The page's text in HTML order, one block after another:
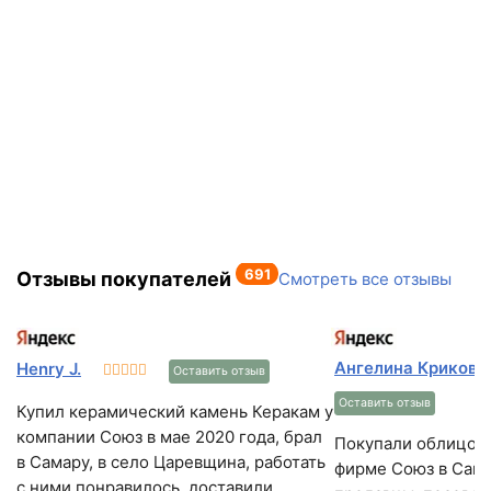
Отзывы покупателей 691 Смотреть все отзывы
Henry J. Оставить отзыв
Купил керамический камень Керакам у
компании Союз в мае 2020 года, брал
в Самару, в село Царевщина, работать
Ангелина
Оставить отзыв
Покупали
фирме Союз в